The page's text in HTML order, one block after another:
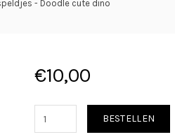
- Doodle cute dino
€10,00
BESTELLEN